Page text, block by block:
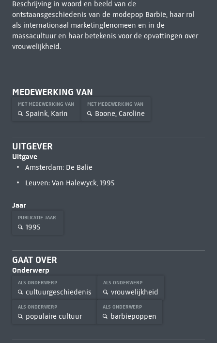
Beschrijving in woord en beeld van de
ontstaansgeschiedenis van de modepop Barbie, haar rol
als internationaal marketingfenomeen en in de
massacultuur en haar betekenis voor de opvattingen over
vrouwelijkheid.
MEDEWERKING VAN
MET MEDEWERKING VAN
Spaink, Karin
MET MEDEWERKING VAN
Boone, Caroline
UITGEVER
Uitgave
Amsterdam: De Balie
Leuven: Van Halewyck, 1995
Jaar
PUBLICATIE JAAR
1995
GAAT OVER
Onderwerp
ALS ONDERWERP
cultuurgeschiedenis
ALS ONDERWERP
vrouwelijkheid
ALS ONDERWERP
populaire cultuur
ALS ONDERWERP
barbiepoppen